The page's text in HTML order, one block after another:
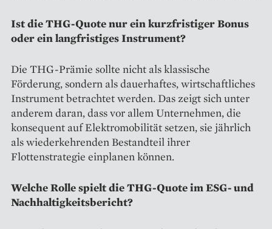
Ist die THG-Quote nur ein kurzfristiger Bonus
oder ein langfristiges Instrument?
Die THG-Prämie sollte nicht als klassische
Förderung, sondern als dauerhaftes, wirtschaftliches
Instrument betrachtet werden. Das zeigt sich unter
anderem daran, dass vor allem Unternehmen, die
konsequent auf Elektromobilität setzen, sie jährlich
als wiederkehrenden Bestandteil ihrer
Flottenstrategie einplanen können.
Welche Rolle spielt die THG-Quote im ESG- und
Nachhaltigkeitsbericht?